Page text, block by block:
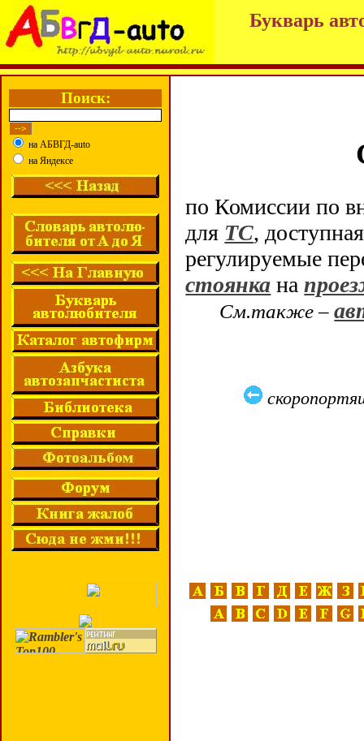
Букварь
Поиск:
на АБВГД-auto
на Яндексе
по Комиссии по
для ТС,
регулируемые
стоянка на
См.также –